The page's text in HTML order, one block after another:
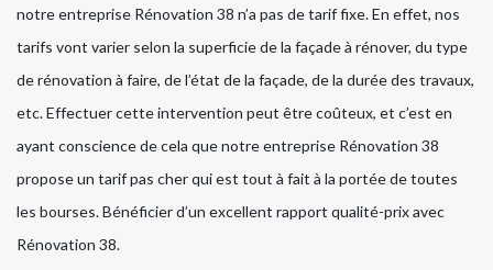
notre entreprise Rénovation 38 n’a pas de tarif fixe. En effet, nos
tarifs vont varier selon la superficie de la façade à rénover, du type
de rénovation à faire, de l’état de la façade, de la durée des travaux,
etc. Effectuer cette intervention peut être coûteux, et c’est en
ayant conscience de cela que notre entreprise Rénovation 38
propose un tarif pas cher qui est tout à fait à la portée de toutes
les bourses. Bénéficier d’un excellent rapport qualité-prix avec
Rénovation 38.